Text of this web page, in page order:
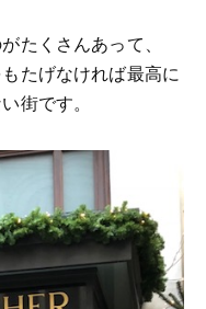
たくさんあって、
たげなければ最高に
街です。